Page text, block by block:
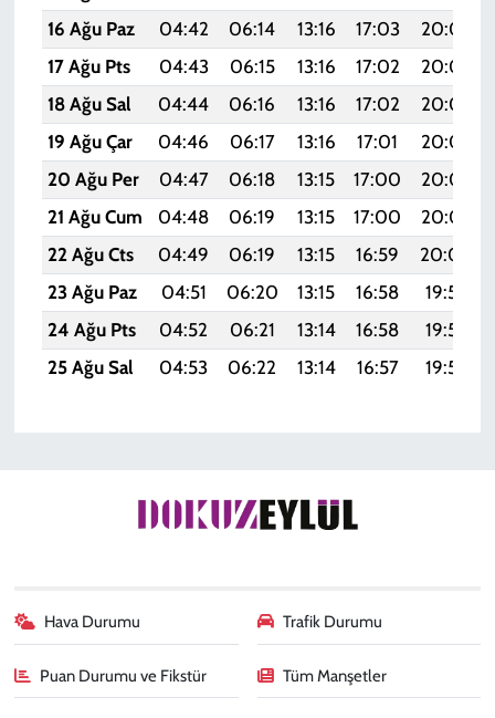
16 Ağu Paz
04:42 06:14 13:16 17:03 20:09
17 Ağu Pts
04:43 06:15 13:16 17:02 20:07
18 Ağu Sal
04:44 06:16 13:16 17:02 20:06
19 Ağu Çar
04:46 06:17 13:16 17:01 20:05
20 Ağu Per
04:47 06:18 13:15 17:00 20:03
21 Ağu Cum
04:48 06:19 13:15 17:00 20:02
22 Ağu Cts
04:49 06:19 13:15 16:59 20:00
23 Ağu Paz
04:51 06:20 13:15 16:58 19:59
24 Ağu Pts
04:52 06:21 13:14 16:58 19:58
25 Ağu Sal
04:53 06:22 13:14 16:57 19:56
Hava Durumu Trafik Durumu
Puan Durumu ve Fikstür Tüm Manşetler